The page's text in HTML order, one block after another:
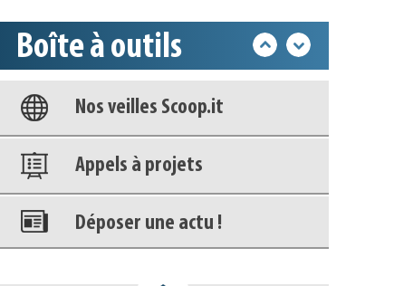
Boîte à outils
Base documentaire
Nos veilles Scoop.it
Appels à projets
Déposer une actu !